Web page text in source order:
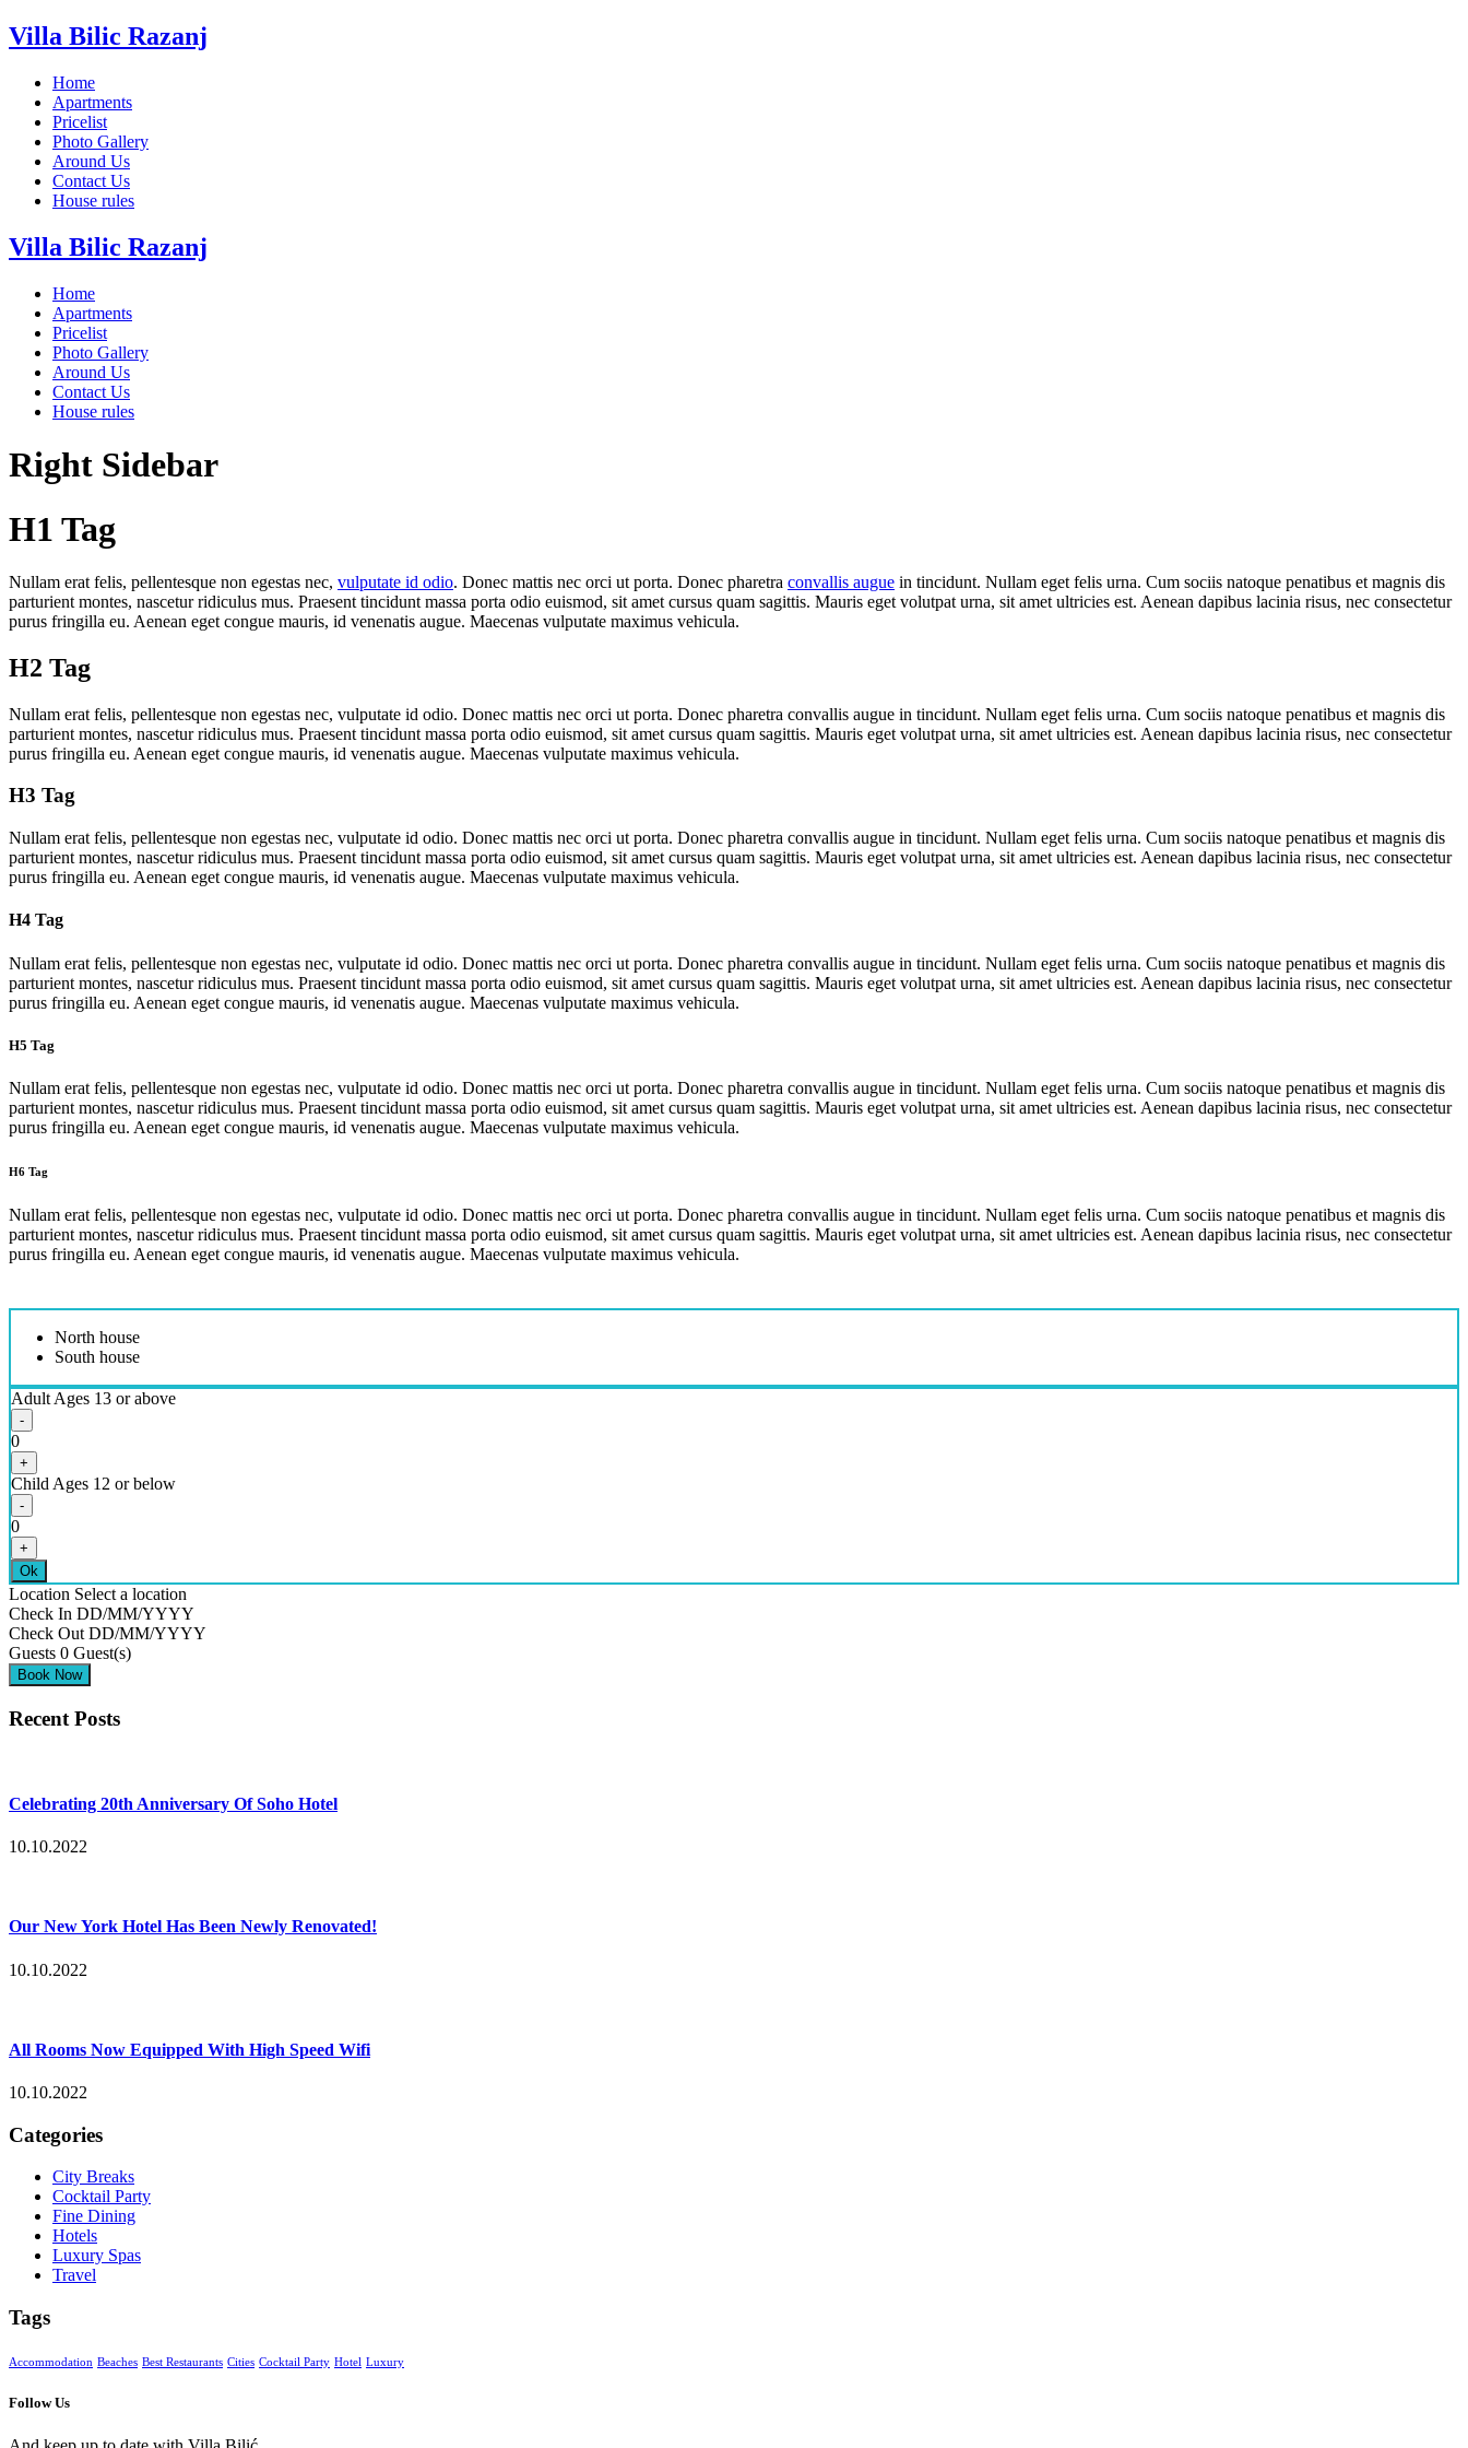
Villa Bilic Razanj
Home
Apartments
Pricelist
Photo Gallery
Around Us
Contact Us
House rules
Villa Bilic Razanj
Home
Apartments
Pricelist
Photo Gallery
Around Us
Contact Us
House rules
Right Sidebar
H1 Tag
Nullam erat felis, pellentesque non egestas nec, vulputate id odio. Donec mattis nec orci ut porta. Donec pharetra convallis augue in tincidunt. Nullam eget felis urna. Cum sociis natoque penatibus et magnis dis
parturient montes, nascetur ridiculus mus. Praesent tincidunt massa porta odio euismod, sit amet cursus quam sagittis. Mauris eget volutpat urna, sit amet ultricies est. Aenean dapibus lacinia risus, nec consectetur
purus fringilla eu. Aenean eget congue mauris, id venenatis augue. Maecenas vulputate maximus vehicula.
H2 Tag
Nullam erat felis, pellentesque non egestas nec, vulputate id odio. Donec mattis nec orci ut porta. Donec pharetra convallis augue in tincidunt. Nullam eget felis urna. Cum sociis natoque penatibus et magnis dis
parturient montes, nascetur ridiculus mus. Praesent tincidunt massa porta odio euismod, sit amet cursus quam sagittis. Mauris eget volutpat urna, sit amet ultricies est. Aenean dapibus lacinia risus, nec consectetur
purus fringilla eu. Aenean eget congue mauris, id venenatis augue. Maecenas vulputate maximus vehicula.
H3 Tag
Nullam erat felis, pellentesque non egestas nec, vulputate id odio. Donec mattis nec orci ut porta. Donec pharetra convallis augue in tincidunt. Nullam eget felis urna. Cum sociis natoque penatibus et magnis dis
parturient montes, nascetur ridiculus mus. Praesent tincidunt massa porta odio euismod, sit amet cursus quam sagittis. Mauris eget volutpat urna, sit amet ultricies est. Aenean dapibus lacinia risus, nec consectetur
purus fringilla eu. Aenean eget congue mauris, id venenatis augue. Maecenas vulputate maximus vehicula.
H4 Tag
Nullam erat felis, pellentesque non egestas nec, vulputate id odio. Donec mattis nec orci ut porta. Donec pharetra convallis augue in tincidunt. Nullam eget felis urna. Cum sociis natoque penatibus et magnis dis
parturient montes, nascetur ridiculus mus. Praesent tincidunt massa porta odio euismod, sit amet cursus quam sagittis. Mauris eget volutpat urna, sit amet ultricies est. Aenean dapibus lacinia risus, nec consectetur
purus fringilla eu. Aenean eget congue mauris, id venenatis augue. Maecenas vulputate maximus vehicula.
H5 Tag
Nullam erat felis, pellentesque non egestas nec, vulputate id odio. Donec mattis nec orci ut porta. Donec pharetra convallis augue in tincidunt. Nullam eget felis urna. Cum sociis natoque penatibus et magnis dis
parturient montes, nascetur ridiculus mus. Praesent tincidunt massa porta odio euismod, sit amet cursus quam sagittis. Mauris eget volutpat urna, sit amet ultricies est. Aenean dapibus lacinia risus, nec consectetur
purus fringilla eu. Aenean eget congue mauris, id venenatis augue. Maecenas vulputate maximus vehicula.
H6 Tag
Nullam erat felis, pellentesque non egestas nec, vulputate id odio. Donec mattis nec orci ut porta. Donec pharetra convallis augue in tincidunt. Nullam eget felis urna. Cum sociis natoque penatibus et magnis dis
parturient montes, nascetur ridiculus mus. Praesent tincidunt massa porta odio euismod, sit amet cursus quam sagittis. Mauris eget volutpat urna, sit amet ultricies est. Aenean dapibus lacinia risus, nec consectetur
purus fringilla eu. Aenean eget congue mauris, id venenatis augue. Maecenas vulputate maximus vehicula.
North house
South house
Adult Ages 13 or above
-
0
+
Child Ages 12 or below
-
0
+
Ok
Location Select a location
Check In DD/MM/YYYY
Check Out DD/MM/YYYY
Guests 0 Guest(s)
Recent Posts
Celebrating 20th Anniversary Of Soho Hotel
10.10.2022
Our New York Hotel Has Been Newly Renovated!
10.10.2022
All Rooms Now Equipped With High Speed Wifi
10.10.2022
Categories
City Breaks
Cocktail Party
Fine Dining
Hotels
Luxury Spas
Travel
Tags
Accommodation Beaches Best Restaurants Cities Cocktail Party Hotel Luxury
Follow Us